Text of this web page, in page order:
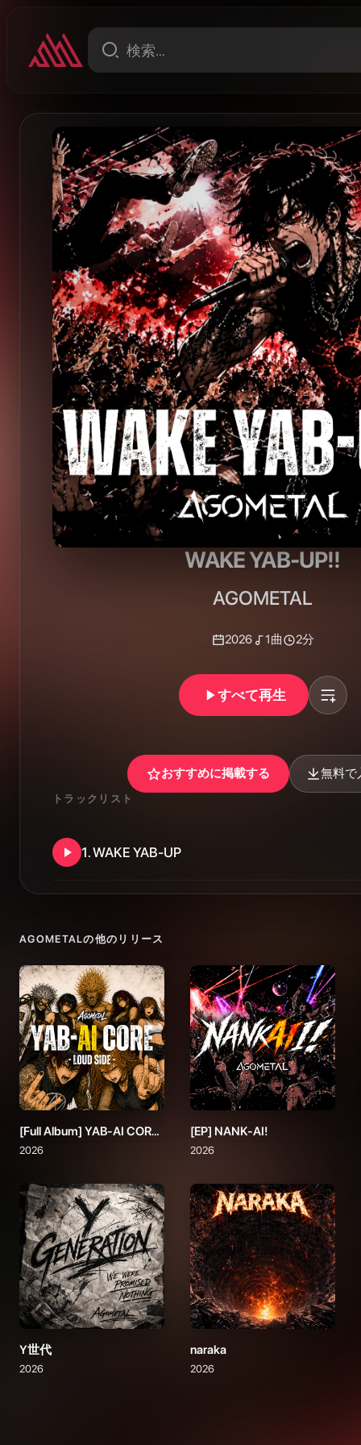
WAKE YAB-UP!!
AGOMETAL
2026 1曲 2分
すべて再生
おすすめに掲載する 無料で
トラックリスト
1.WAKE YAB-UP
AGOMETALの他のリリース
[Full Album] YAB-AI CORE (Loud Side)
2026
[EP] NANK-AI!
2026
Y世代
2026
naraka
2026